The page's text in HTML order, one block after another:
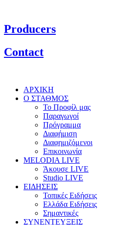
Producers
Contact
ΑΡΧΙΚΗ
Ο ΣΤΑΘΜΟΣ
Το Προφίλ μας
Παραγωγοί
Πρόγραμμα
Διαφήμιση
Διαφημιζόμενοι
Επικοινωνία
MELODIA LIVE
Άκουσε LIVE
Studio LIVE
ΕΙΔΗΣΕΙΣ
Τοπικές Ειδήσεις
Ελλάδα Ειδήσεις
Σημαντικές
ΣΥΝΕΝΤΕΥΞΕΙΣ